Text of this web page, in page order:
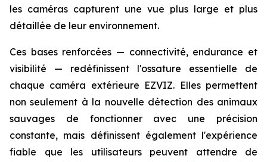
les caméras capturent une vue plus large et plus
détaillée de leur environnement.
Ces bases renforcées — connectivité, endurance et
visibilité — redéfinissent l'ossature essentielle de
chaque caméra extérieure EZVIZ. Elles permettent
non seulement à la nouvelle détection des animaux
sauvages de fonctionner avec une précision
constante, mais définissent également l'expérience
fiable que les utilisateurs peuvent attendre de